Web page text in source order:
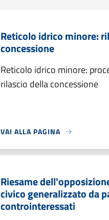
Reticolo idrico minore:
concessione
Reticolo idrico minore:
rilascio della concessione
VAI ALLA PAGINA
Riesame
civico generalizzato da
controinteressati